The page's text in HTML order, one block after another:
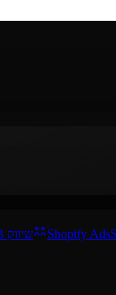
Shopify Ads שיווק B2B